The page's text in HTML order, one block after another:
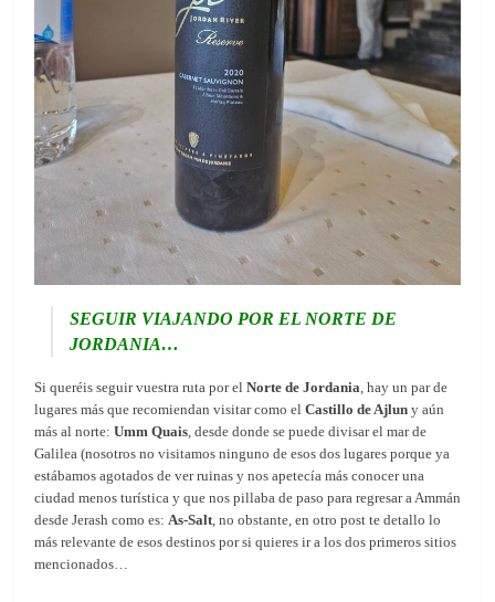
SEGUIR VIAJANDO POR EL NORTE DE
JORDANIA…
Si queréis seguir vuestra ruta por el Norte de Jordania, hay un par de
lugares más que recomiendan visitar como el Castillo de Ajluny aún
más al norte: Umm Quais, desde donde se puede divisar el mar de
Galilea (nosotros no visitamos ninguno de esos dos lugares porque ya
estábamos agotados de ver ruinas y nos apetecía más conocer una
ciudad menos turística y que nos pillaba de paso para regresar a Ammán
desde Jerash como es: As-Salt, no obstante, en otro post te detallo lo
más relevante de esos destinos por si quieres ir a los dos primeros sitios
mencionados…